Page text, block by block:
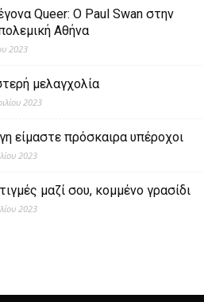
Queer: O Paul Swan στην
Αθήνα
2023
μελαγχολία
2023
είμαστε πρόσκαιρα υπέροχοι
2023
μαζί σου, κομμένο γρασίδι
2023